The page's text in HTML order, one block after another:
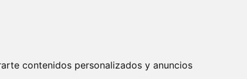
contenidos personalizados y anuncios